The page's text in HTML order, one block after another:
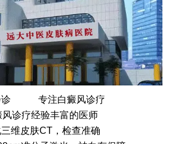
专注白癜风诊疗
诊疗经验丰富的医师
维皮肤CT，检查准确